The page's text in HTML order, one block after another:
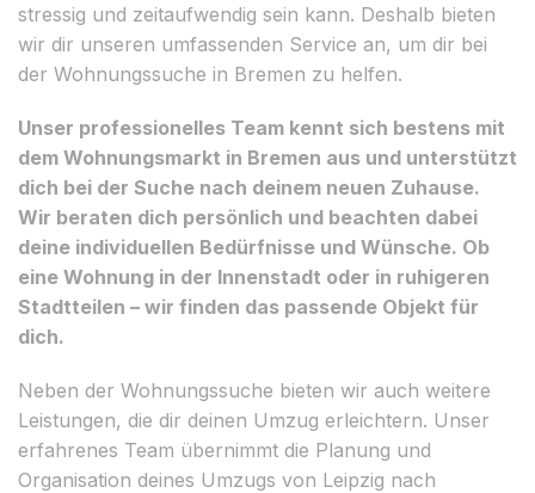
stressig und zeitaufwendig sein kann. Deshalb bieten
wir dir unseren umfassenden Service an, um dir bei
der Wohnungssuche in Bremen zu helfen.
Unser professionelles Team kennt sich bestens mit
dem Wohnungsmarkt in Bremen aus und unterstützt
dich bei der Suche nach deinem neuen Zuhause.
Wir beraten dich persönlich und beachten dabei
deine individuellen Bedürfnisse und Wünsche. Ob
eine Wohnung in der Innenstadt oder in ruhigeren
Stadtteilen – wir finden das passende Objekt für
dich.
Neben der Wohnungssuche bieten wir auch weitere
Leistungen, die dir deinen Umzug erleichtern. Unser
erfahrenes Team übernimmt die Planung und
Organisation deines Umzugs von Leipzig nach